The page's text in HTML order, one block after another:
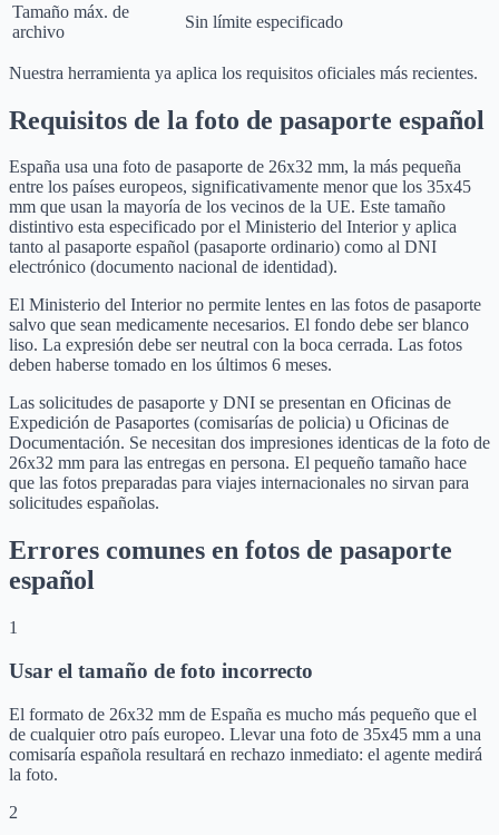
Tamaño máx. de
archivo
Sin límite especificado
Nuestra herramienta ya aplica los requisitos oficiales más recientes.
Requisitos de la foto de pasaporte español
España usa una foto de pasaporte de 26x32 mm, la más pequeña
entre los países europeos, significativamente menor que los 35x45
mm que usan la mayoría de los vecinos de la UE. Este tamaño
distintivo esta especificado por el Ministerio del Interior y aplica
tanto al pasaporte español (pasaporte ordinario) como al DNI
electrónico (documento nacional de identidad).
El Ministerio del Interior no permite lentes en las fotos de pasaporte
salvo que sean medicamente necesarios. El fondo debe ser blanco
liso. La expresión debe ser neutral con la boca cerrada. Las fotos
deben haberse tomado en los últimos 6 meses.
Las solicitudes de pasaporte y DNI se presentan en Oficinas de
Expedición de Pasaportes (comisarías de policia) u Oficinas de
Documentación. Se necesitan dos impresiones identicas de la foto de
26x32 mm para las entregas en persona. El pequeño tamaño hace
que las fotos preparadas para viajes internacionales no sirvan para
solicitudes españolas.
Errores comunes en fotos de pasaporte
español
1
Usar el tamaño de foto incorrecto
El formato de 26x32 mm de España es mucho más pequeño que el
de cualquier otro país europeo. Llevar una foto de 35x45 mm a una
comisaría española resultará en rechazo inmediato: el agente medirá
la foto.
2